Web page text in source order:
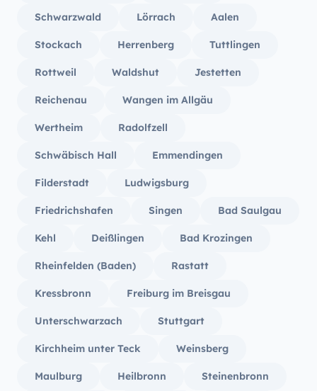
Schwarzwald Lörrach Aalen
Stockach Herrenberg Tuttlingen
Rottweil Waldshut Jestetten
Reichenau Wangen im Allgäu
Wertheim Radolfzell
Schwäbisch Hall Emmendingen
Filderstadt Ludwigsburg
Friedrichshafen Singen Bad Saulgau
Kehl Deißlingen Bad Krozingen
Rheinfelden (Baden) Rastatt
Kressbronn Freiburg im Breisgau
Unterschwarzach Stuttgart
Kirchheim unter Teck Weinsberg
Maulburg Heilbronn Steinenbronn